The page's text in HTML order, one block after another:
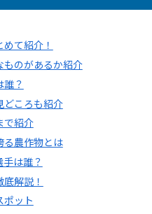
て紹介！
ものがあるか紹介
誰？
どころも紹介
で紹介
る農作物とは
は誰？
解説！
ポット